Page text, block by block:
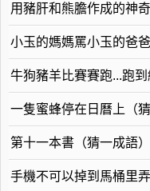
用豬肝和熊膽作成的神
小玉的媽媽罵小玉的爸
一隻蜜蜂停在日曆上（猜
第十一本書（猜一成語）
手機不可以掉到馬桶里